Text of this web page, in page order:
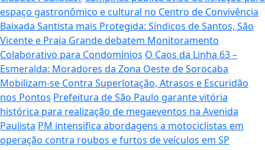
espaço gastronômico e cultural no Centro de Convivência
Baixada Santista mais Protegida: Síndicos de Santos, São
Vicente e Praia Grande debatem Monitoramento
Colaborativo para Condomínios O Caos da Linha 63 –
Esmeralda: Moradores da Zona Oeste de Sorocaba
Mobilizam-se Contra Superlotação, Atrasos e Escuridão
nos Pontos Prefeitura de São Paulo garante vitória
histórica para realização de megaeventos na Avenida
Paulista PM intensifica abordagens a motociclistas em
operação contra roubos e furtos de veículos em SP